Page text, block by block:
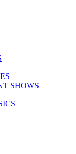
SHOWS